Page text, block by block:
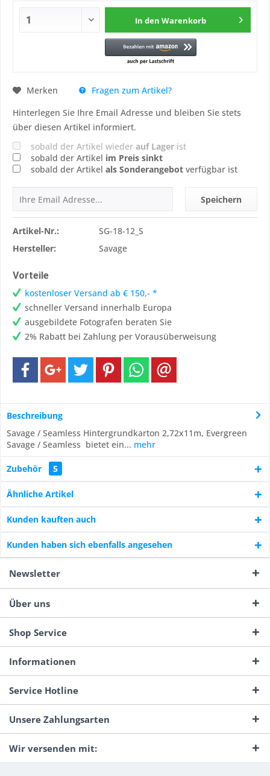
In den Warenkorb
Merken
Fragen zum Artikel?
Hinterlegen Sie Ihre Email Adresse und bleiben Sie stets
über diesen Artikel informiert.
sobald der Artikel wieder auf Lager ist
sobald der Artikel im Preis sinkt
sobald der Artikel als Sonderangebot verfügbar ist
Speichern
Artikel-Nr.:
SG-18-12_S
Hersteller:
Savage
Vorteile
kostenloser Versand ab € 150,- *
schneller Versand innerhalb Europa
ausgebildete Fotografen beraten Sie
2% Rabatt bei Zahlung per Vorausüberweisung
Beschreibung
Savage / Seamless Hintergrundkarton 2,72x11m, Evergreen
Savage / Seamless bietet ein... mehr
Zubehör 5
Ähnliche Artikel
Kunden kauften auch
Kunden haben sich ebenfalls angesehen
Newsletter
Über uns
Shop Service
Informationen
Service Hotline
Unsere Zahlungsarten
Wir versenden mit: